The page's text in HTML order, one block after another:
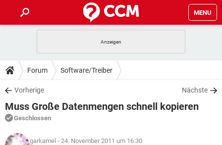
MENU
ANDROID IOS
WINDOWS 10
WHATSAPP TIKTOK
FACEBOOK
TIPPS & TRICKS
SPIELE
WINDOWS 10
WHATSAPP
DOWNLOADS
SPIELE STREAMING
ANDROID
WINDOWS 10 INSTAGRAM
FORUM
SPIELE
LEXIKON
Forum Software/Treiber
Vorherige Nächste
Muss Große Datenmengen schnell kopieren
Geschlossen
garkamel - 24. November 2011 um 16:30